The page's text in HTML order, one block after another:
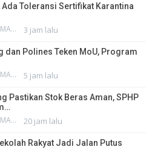
Ada Toleransi Sertifikat Karantina
NANDA RIZKA MAHENDRA 3 jam lalu
dan Polines Teken MoU, Program
NANDA RIZKA MAHENDRA 5 jam lalu
Pastikan Stok Beras Aman, SPHP
NANDA RIZKA MAHENDRA 20 jam lalu
Rakyat Jadi Jalan Putus